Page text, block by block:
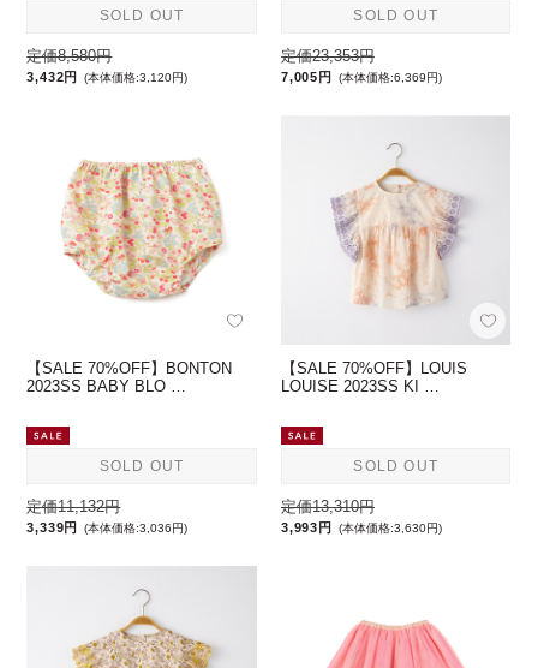
SOLD OUT
定価8,580円
3,432円 (本体価格:3,120円)
SOLD OUT
定価23,353円
7,005円 (本体価格:6,369円)
【SALE 70%OFF】BONTON
2023SS BABY BLO …
SOLD OUT
定価11,132円
3,339円 (本体価格:3,036円)
【SALE 70%OFF】LOUIS
LOUISE 2023SS KI …
SOLD OUT
定価13,310円
3,993円 (本体価格:3,630円)